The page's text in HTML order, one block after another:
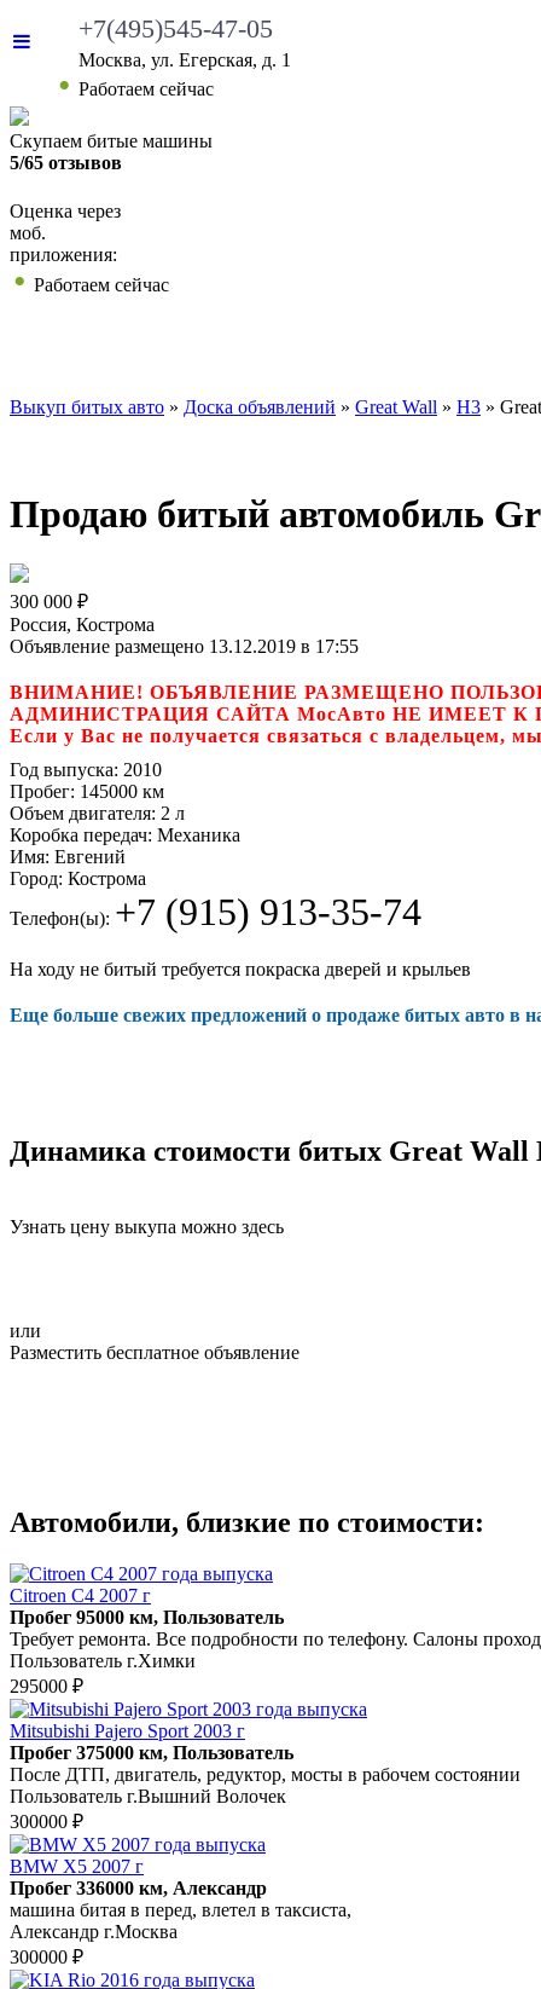
+7(495)545-47-05
Москва, ул. Егерская, д. 1
Работаем сейчас
Скупаем битые машины
5/65 отзывов
Оценка через
моб.
приложения:
Работаем сейчас
Выкуп битых авто » Доска объявлений » Great Wall » H3 »
Продаю битый автомобиль
300 000 ₽
Россия, Кострома
Объявление размещено 13.12.2019 в 17:55
ВНИМАНИЕ! ОБЪЯВЛЕНИЕ РАЗМЕЩЕНО
АДМИНИСТРАЦИЯ САЙТА МосАвто НЕ ИМЕЕТ
Если у Вас не получается связаться с
Год выпуска: 2010
Пробег: 145000 км
Объем двигателя: 2 л
Коробка передач: Механика
Имя: Евгений
Город: Кострома
Телефон(ы): +7 (915) 913-35-74
На ходу не битый требуется покраска дверей и крыльев
Еще больше свежих предложений о продаже битых авто в
Динамика стоимости битых Great Wall
Узнать цену выкупа можно здесь
или
Разместить бесплатное объявление
Автомобили, близкие по стоимости:
Citroen C4 2007 г
Пробег 95000 км, Пользователь
Требует ремонта. Все подробности по телефону. Салоны
Пользователь г.Химки
295000 ₽
Mitsubishi Pajero Sport 2003 г
Пробег 375000 км, Пользователь
После ДТП, двигатель, редуктор, мосты в рабочем состоянии
Пользователь г.Вышний Волочек
300000 ₽
BMW X5 2007 г
Пробег 336000 км, Александр
машина битая в перед, влетел в таксиста,
Александр г.Москва
300000 ₽